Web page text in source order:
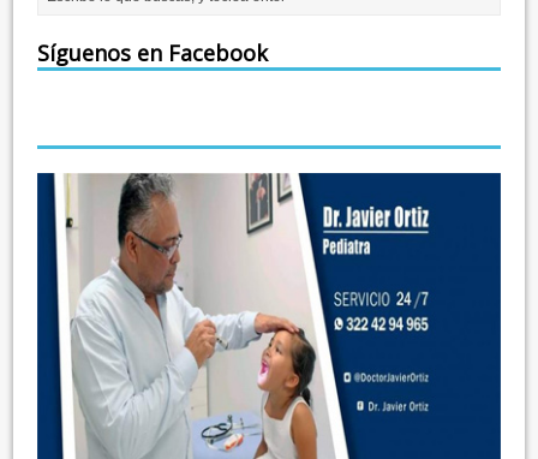
Síguenos en Facebook